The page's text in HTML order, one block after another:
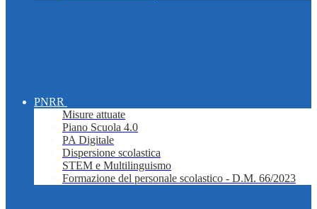
PNRR
Misure attuate
Piano Scuola 4.0
PA Digitale
Dispersione scolastica
STEM e Multilinguismo
Formazione del personale scolastico - D.M. 66/2023